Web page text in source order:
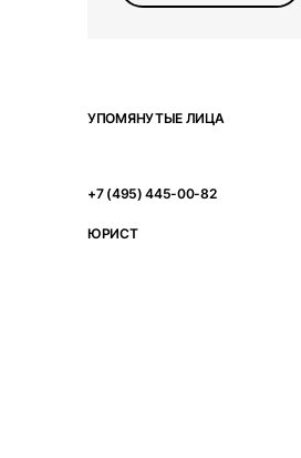
УПОМЯНУТЫЕ ЛИЦА
+7 (495) 445-00-82
ЮРИСТ